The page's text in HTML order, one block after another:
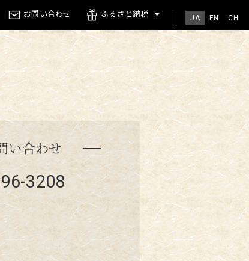
JA EN CH
お問い合わせ ふるさと納税
い合わせ
3208